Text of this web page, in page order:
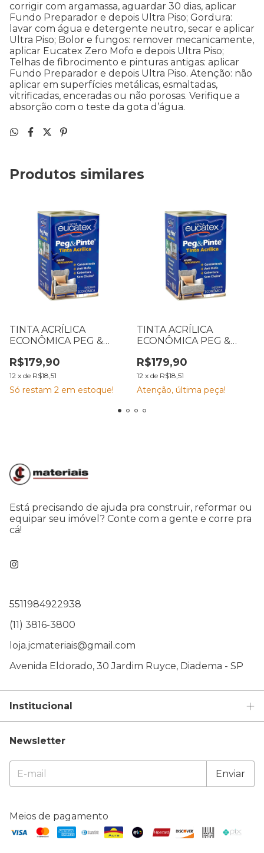
corrigir com argamassa, aguardar 30 dias, aplicar
Fundo Preparador e depois Ultra Piso; Gordura:
lavar com água e detergente neutro, secar e aplicar
Ultra Piso; Bolor e fungos: remover mecanicamente,
aplicar Eucatex Zero Mofo e depois Ultra Piso;
Telhas de fibrocimento e pinturas antigas: aplicar
Fundo Preparador e depois Ultra Piso. Atenção: não
aplicar em superfícies metálicas, esmaltadas,
vitrificadas, enceradas ou não porosas. Verifique a
absorção com o teste da gota d’água.
Produtos similares
TINTA ACRÍLICA
ECONÔMICA PEG &
PIRANGI
R$179,90
12 x de R$18,51
Só restam 2 em estoque!
TINTA ACRÍLICA
ECONÔMICA PEG &
CANÁRIO
R$179,90
12 x de R$18,51
Atenção, última peça!
Está precisando de ajuda pra construir, reformar ou
equipar seu imóvel? Conte com a gente e corre pra
cá!
5511984922938
(11) 3816-3800
loja.jcmateriais@gmail.com
Avenida Eldorado, 30 Jardim Ruyce, Diadema - SP
Institucional
Newsletter
Meios de pagamento